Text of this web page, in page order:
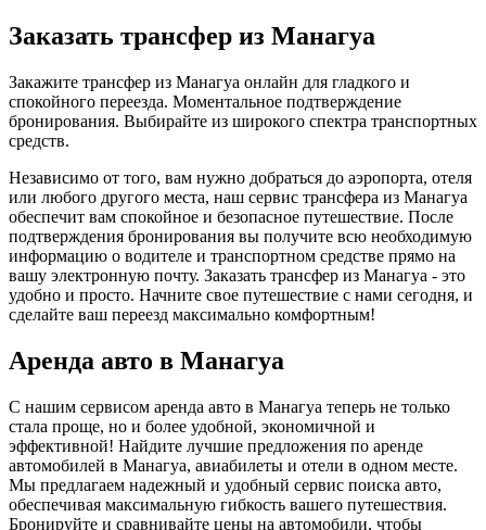
Заказать трансфер из Манагуа
Закажите трансфер из Манагуа онлайн для гладкого и
спокойного переезда. Моментальное подтверждение
бронирования. Выбирайте из широкого спектра транспортных
средств.
Независимо от того, вам нужно добраться до аэропорта, отеля
или любого другого места, наш сервис трансфера из Манагуа
обеспечит вам спокойное и безопасное путешествие. После
подтверждения бронирования вы получите всю необходимую
информацию о водителе и транспортном средстве прямо на
вашу электронную почту. Заказать трансфер из Манагуа - это
удобно и просто. Начните свое путешествие с нами сегодня, и
сделайте ваш переезд максимально комфортным!
Аренда авто в Манагуа
С нашим сервисом аренда авто в Манагуа теперь не только
стала проще, но и более удобной, экономичной и
эффективной! Найдите лучшие предложения по аренде
автомобилей в Манагуа, авиабилеты и отели в одном месте.
Мы предлагаем надежный и удобный сервис поиска авто,
обеспечивая максимальную гибкость вашего путешествия.
Бронируйте и сравнивайте цены на автомобили, чтобы